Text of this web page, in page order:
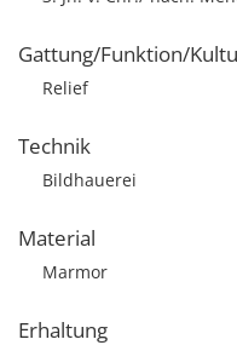
Gattung/Funktion/
Relief
Technik
Bildhauerei
Material
Marmor
Erhaltung